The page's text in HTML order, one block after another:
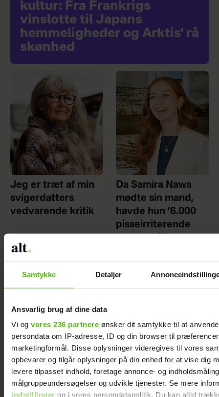
Samtykke Detaljer
Ansvarlig brug af dine data
Vi og vores 236 partnere ønsker dit samtykke til at
persondata om IP-adresse, ID og din browser til
marketingformål. Disse oplysninger videregives til vores
opbevarer og tilgår oplysninger på din enhed for at vise dig
levere tilpasset indhold, foretage annonce- og
målgruppeundersøgelser og udvikle tjenester. Se mere
indstillinger og i vores persondatapolitik. Du kan altid
kultur: Fra Frankrigs
vinslotte til Japans
hemmeligheder og Arktis' rå
skønhed
Jeg er træt af min
svigerdatters
vedvarende kritik
Da Samira Nawa
mødte sin mand,
havde hun ’6.000
pisseirriterende
på en date
Familieliv